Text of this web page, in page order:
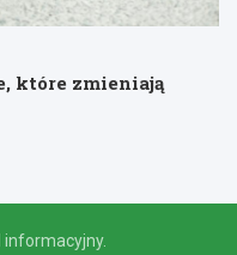
które zmieniają
informacyjny.